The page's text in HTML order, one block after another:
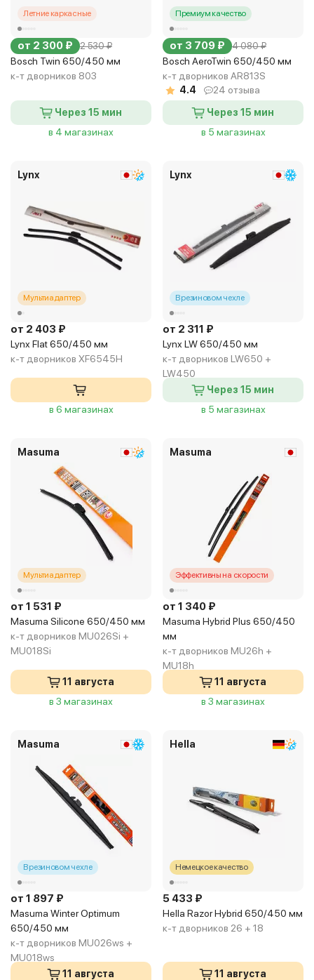
Летние каркасные
от 2 300 ₽ 2 530 ₽
Bosch Twin 650/450 мм
к-т дворников 803
Через 15 мин
в 4 магазинах
Премиум качество
от 3 709 ₽ 4 080 ₽
Bosch AeroTwin 650/450 мм
к-т дворников AR813S
4.4
24 отзыва
Через 15 мин
в 5 магазинах
Lynx
Мультиадаптер
от 2 403 ₽
Lynx Flat 650/450 мм
к-т дворников XF6545H
в 6 магазинах
Lynx
В резиновом чехле
от 2 311 ₽
Lynx LW 650/450 мм
к-т дворников LW650 +
LW450
Через 15 мин
в 5 магазинах
Masuma
Мультиадаптер
от 1 531 ₽
Masuma Silicone 650/450 мм
к-т дворников MU026Si +
MU018Si
11 августа
в 3 магазинах
Masuma
Эффективны на скорости
от 1 340 ₽
Masuma Hybrid Plus 650/450
мм
к-т дворников MU26h +
MU18h
11 августа
в 3 магазинах
Masuma
В резиновом чехле
от 1 897 ₽
Masuma Winter Optimum
650/450 мм
к-т дворников MU026ws +
MU018ws
11 августа
Hella
Немецкое качество
5 433 ₽
Hella Razor Hybrid 650/450 мм
к-т дворников 26 + 18
11 августа